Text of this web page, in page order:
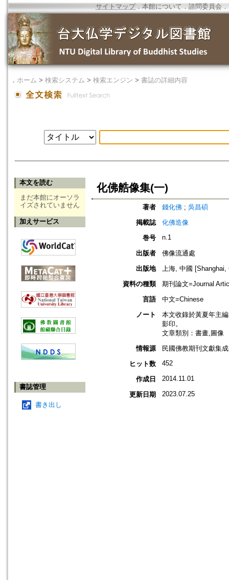
サイトマップ．本館について ． 諮問委員会 ．
． ホーム > 検索システム > 検索エンジン > 書誌の詳細内容
本文を読む
まだ本館にオーソラ
イズされていません
加えサービス
書誌管理
書き出し
化佛艁像集(一)
著者 錢化佛 ; 吳昌碩
掲載誌
化佛造像
巻号
n.1
出版者
佛像流通處
出版地
上海, 中國 [Shanghai,
資料の種類
期刊論文=Journal
言語
中文=Chinese
ノート
本文收錄於黃夏年主
影印。
文章類別：書畫,圖像
情報源
民國佛教期刊文獻集
ヒット数
452
作成日 2014.11.01
更新日期 2023.07.25